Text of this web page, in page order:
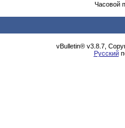
Часовой
vBulletin® v3.8.7,
Русский